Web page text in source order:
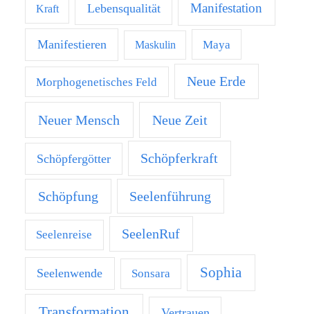
Kraft Lebensqualität Manifestation
Manifestieren Maskulin Maya
Morphogenetisches Feld Neue Erde
Neuer Mensch Neue Zeit
Schöpfergötter Schöpferkraft
Schöpfung Seelenführung
Seelenreise SeelenRuf
Seelenwende Sonsara Sophia